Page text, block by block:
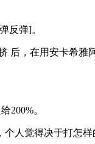
反弹]。
后，在用安卡希
200%。
人觉得决于打怎